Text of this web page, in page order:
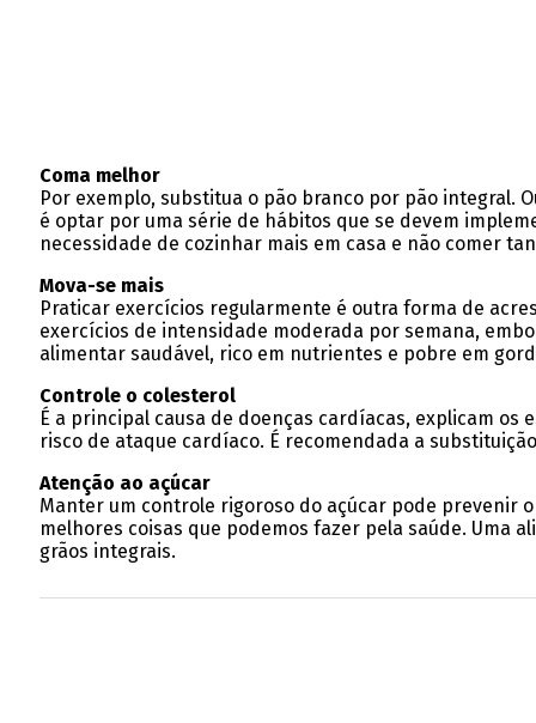
Coma melhor
Por exemplo, substitua o pão branco por pão integral.
é optar por uma série de hábitos que se devem
necessidade de cozinhar mais em casa e não comer
Mova-se mais
Praticar exercícios regularmente é outra forma de
exercícios de intensidade moderada por semana,
alimentar saudável, rico em nutrientes e pobre em
Controle o colesterol
É a principal causa de doenças cardíacas, explicam
risco de ataque cardíaco. É recomendada a
Atenção ao açúcar
Manter um controle rigoroso do açúcar pode prevenir
melhores coisas que podemos fazer pela saúde. Uma
grãos integrais.